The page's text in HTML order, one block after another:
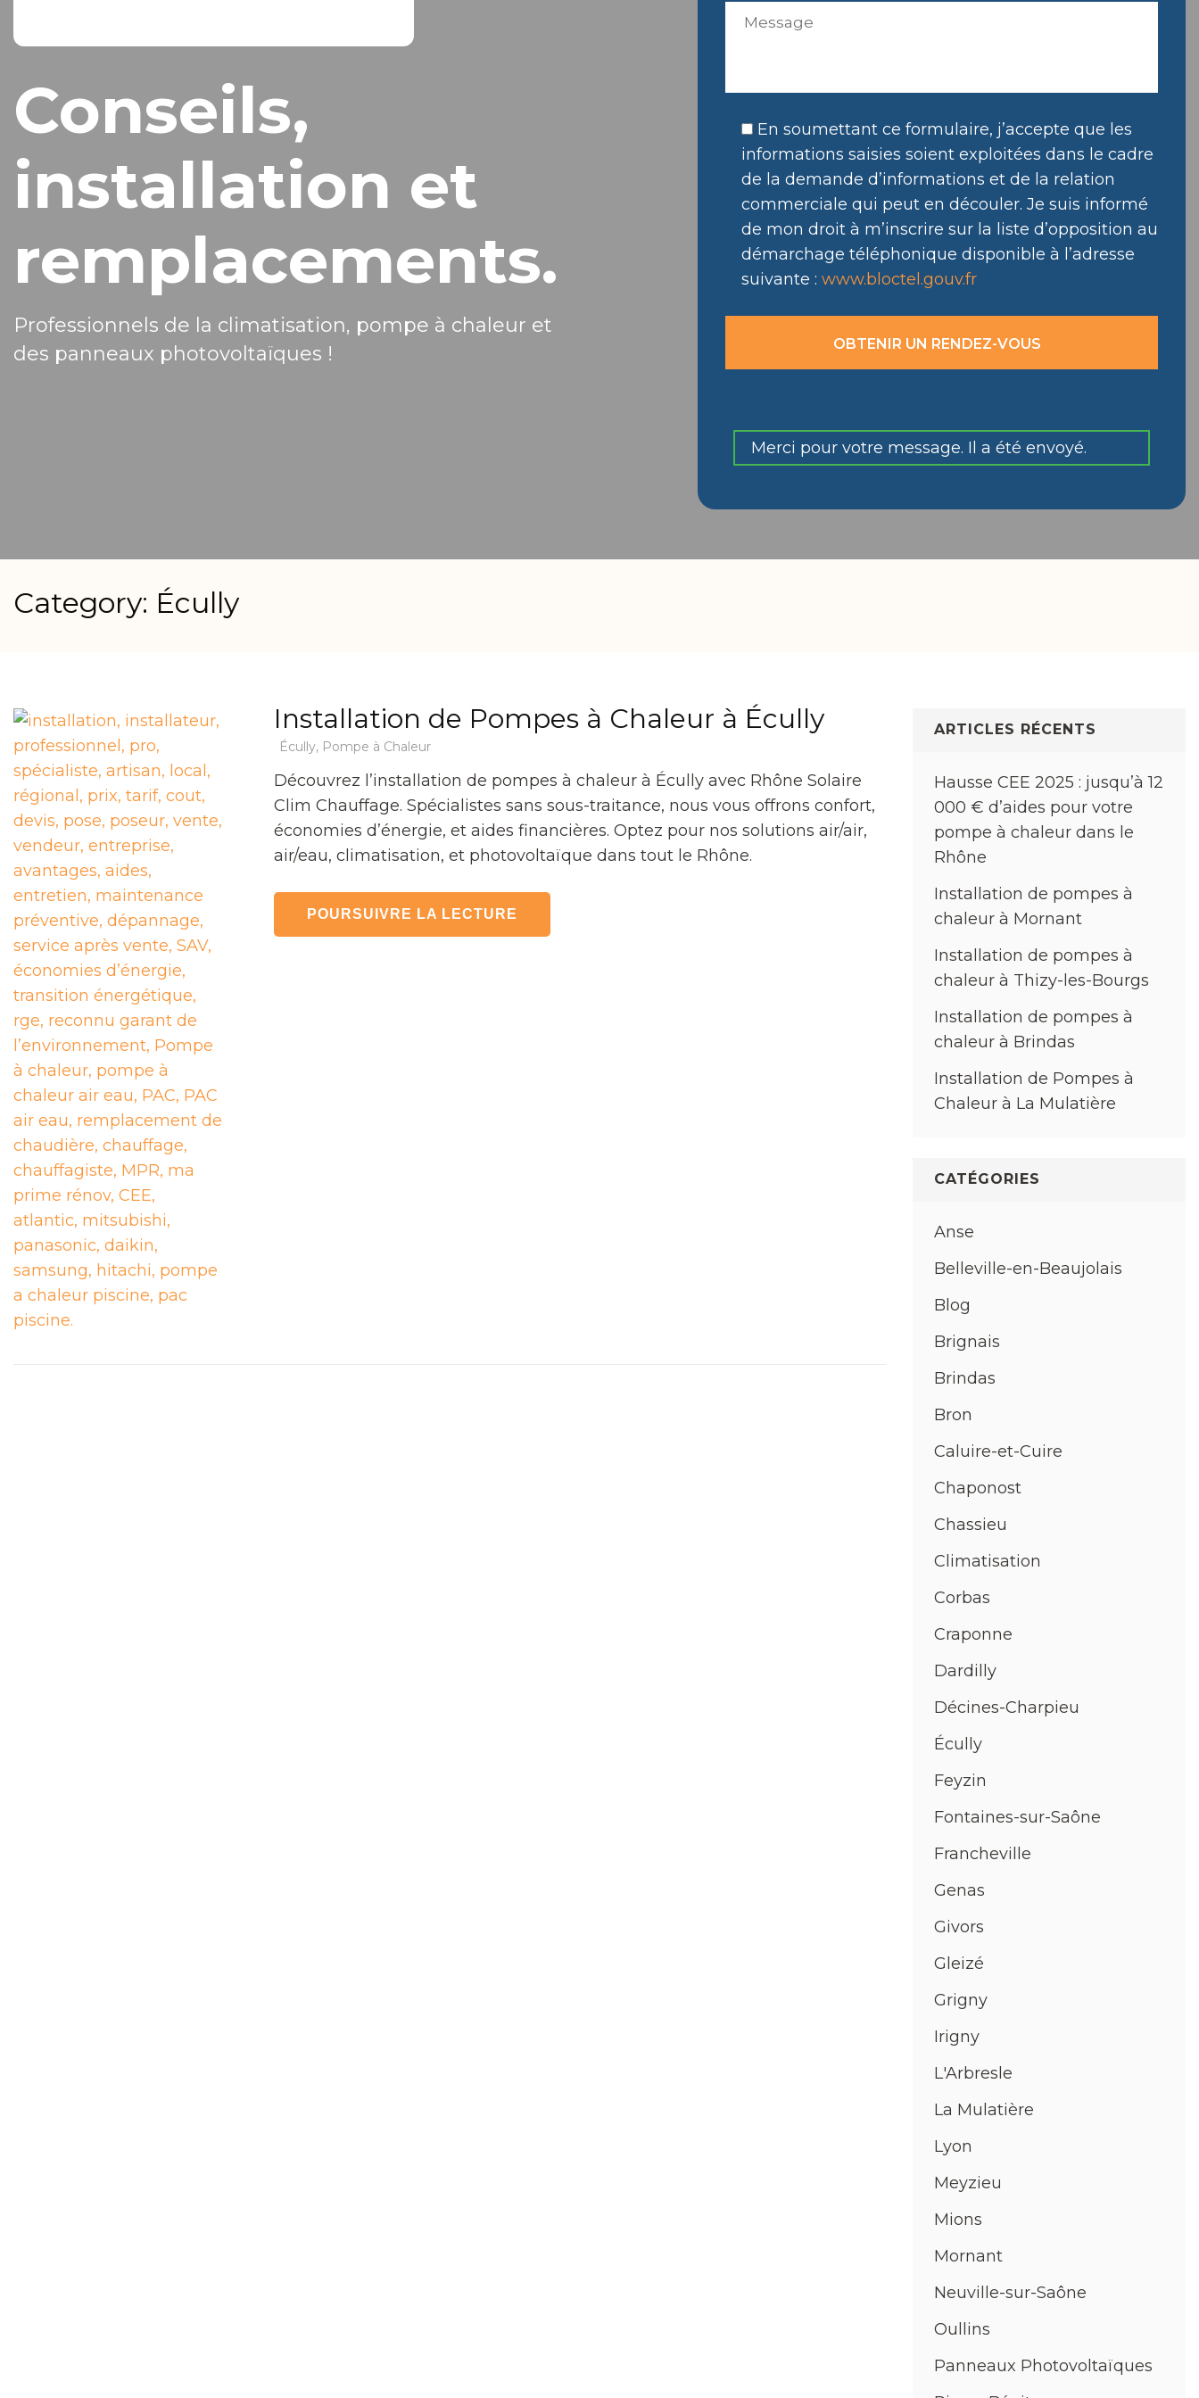
Conseils,
installation et
remplacements.
Professionnels de la climatisation, pompe à chaleur et
des panneaux photovoltaïques !
En soumettant ce formulaire, j’accepte que les
informations saisies soient exploitées dans le cadre
de la demande d’informations et de la relation
commerciale qui peut en découler. Je suis informé
de mon droit à m’inscrire sur la liste d’opposition au
démarchage téléphonique disponible à l’adresse
suivante : www.bloctel.gouv.fr
Merci pour votre message. Il a été envoyé.
Category: Écully
Installation de Pompes à Chaleur à Écully
Écully, Pompe à Chaleur
Découvrez l’installation de pompes à chaleur à Écully avec Rhône Solaire
Clim Chauffage. Spécialistes sans sous-traitance, nous vous offrons confort,
économies d’énergie, et aides financières. Optez pour nos solutions air/air,
air/eau, climatisation, et photovoltaïque dans tout le Rhône.
POURSUIVRE LA LECTURE
ARTICLES RÉCENTS
Hausse CEE 2025 : jusqu’à 12
000 € d’aides pour votre
pompe à chaleur dans le
Rhône
Installation de pompes à
chaleur à Mornant
Installation de pompes à
chaleur à Thizy-les-Bourgs
Installation de pompes à
chaleur à Brindas
Installation de Pompes à
Chaleur à La Mulatière
CATÉGORIES
Anse
Belleville-en-Beaujolais
Blog
Brignais
Brindas
Bron
Caluire-et-Cuire
Chaponost
Chassieu
Climatisation
Corbas
Craponne
Dardilly
Décines-Charpieu
Écully
Feyzin
Fontaines-sur-Saône
Francheville
Genas
Givors
Gleizé
Grigny
Irigny
L'Arbresle
La Mulatière
Lyon
Meyzieu
Mions
Mornant
Neuville-sur-Saône
Oullins
Panneaux Photovoltaïques